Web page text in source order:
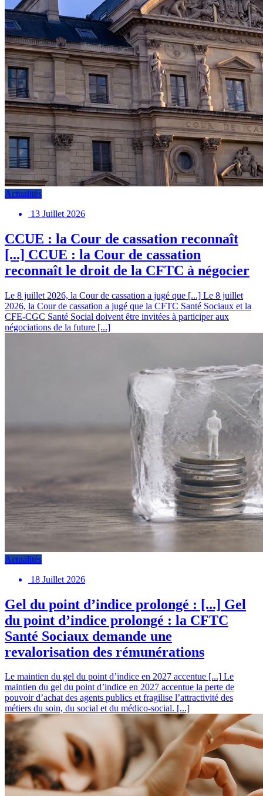
Actualités
13 Juillet 2026
CCUE : la Cour de cassation reconnaît
[...] CCUE : la Cour de cassation
reconnaît le droit de la CFTC à négocier
Le 8 juillet 2026, la Cour de cassation a jugé que [...] Le 8 juillet
2026, la Cour de cassation a jugé que la CFTC Santé Sociaux et la
CFE-CGC Santé Social doivent être invitées à participer aux
négociations de la future [...]
Actualités
18 Juillet 2026
Gel du point d’indice prolongé : [...] Gel
du point d’indice prolongé : la CFTC
Santé Sociaux demande une
revalorisation des rémunérations
Le maintien du gel du point d’indice en 2027 accentue [...] Le
maintien du gel du point d’indice en 2027 accentue la perte de
pouvoir d’achat des agents publics et fragilise l’attractivité des
métiers du soin, du social et du médico-social. [...]